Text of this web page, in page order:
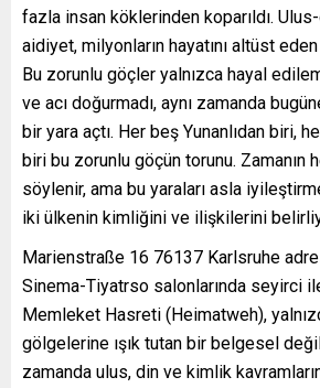
fazla insan köklerinden koparıldı.
aidiyet, milyonların hayatını altüst
Bu zorunlu göçler yalnızca hayal
ve acı doğurmadı, aynı zamanda
bir yara açtı. Her beş Yunanlıdan biri,
biri bu zorunlu göçün torunu. Zamanın
söylenir, ama bu yaraları asla
iki ülkenin kimliğini ve ilişkilerini
Marienstraße 16 76137 Karlsruhe
Sinema-Tiyatrso salonlarında seyirci
Memleket Hasreti (Heimatweh),
gölgelerine ışık tutan bir belgesel
zamanda ulus, din ve kimlik